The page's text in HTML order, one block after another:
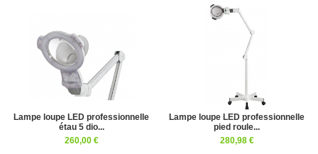
Lampe loupe LED professionnelle
étau 5 dio...
260,00 €
Lampe loupe LED professionnelle
pied roule...
280,98 €